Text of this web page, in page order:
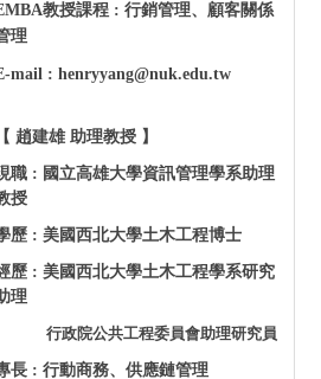
教授課程 : 行銷管理、顧客關係
理
mail : henryyang@nuk.edu.tw
【 趙建雄 助理教授 】
職 : 國立高雄大學資訊管理學系助理
授
歷 : 美國西北大學土木工程博士
歷 : 美國西北大學土木工程學系研究
理
行政院公共工程委員會助理研究員
長 : 行動商務、供應鏈管理